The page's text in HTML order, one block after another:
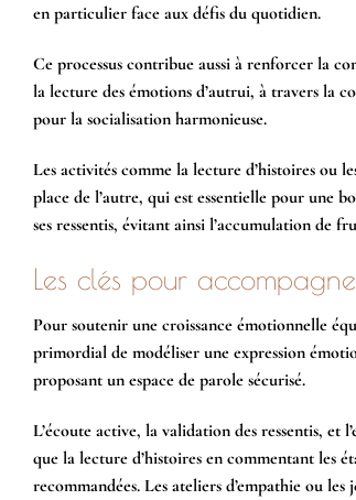
en particulier face aux défis du quotidien.
Ce processus contribue aussi à renforcer la
la lecture des émotions d’autrui, à travers la
pour la socialisation harmonieuse.
Les activités comme la lecture d’histoires ou
place de l’autre, qui est essentielle pour une
ses ressentis, évitant ainsi l’accumulation de
Les clés pour
Pour soutenir une croissance émotionnelle
primordial de modéliser une expression
proposant un espace de parole sécurisé.
L’écoute active, la validation des ressentis,
que la lecture d’histoires en commentant les
recommandées. Les ateliers d’empathie ou